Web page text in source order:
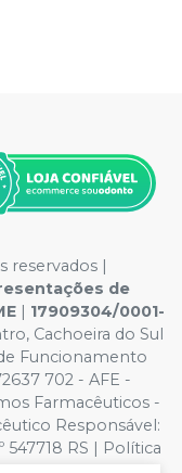
reservados |
de
| 17909304/0001-
Cachoeira do Sul
Funcionamento
702 - AFE -
Farmacêuticos -
Responsável:
547718 RS | Política